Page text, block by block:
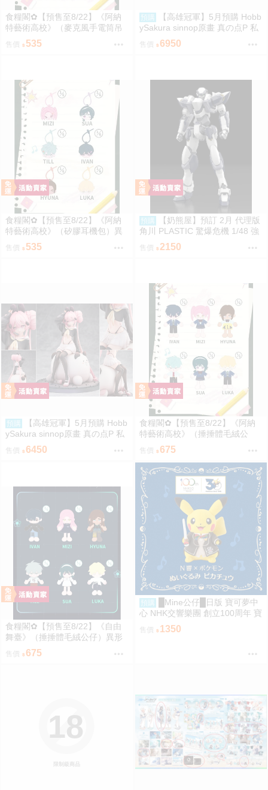
食糧閣✿【預售至8/22】《阿納
特藝術高校》（麥克風手電筒吊
飾）異形舞臺／異形舞台／阿納
特藝術高校／ALIENSTAGE／Till
售價 535
預購
【高雄冠軍】5月預購 Hobb
ySakura sinnop原畫 真の点P 私
服Ver 1/6 豪華 PU完成品0929
售價 6950
食糧閣✿【預售至8/22】《阿納
特藝術高校》（矽膠耳機包）異
形舞臺／異形舞台／阿納特藝術
高校／ALIENSTAGE／Till／Ivan
售價 535
預購
【奶熊屋】預訂 2月 代理版
角川 PLASTIC 驚爆危機 1/48 強
弩兵 ARX-7 一般版 組裝模型 09
售價 2150
預購
【高雄冠軍】5月預購 Hobb
ySakura sinnop原畫 真の点P 私
服Ver 1/6 一般 PU完成品0929
售價 6450
食糧閣✿【預售至8/22】《阿納
特藝術高校》（捶捶體毛絨公
仔）異形舞臺／異形舞台／阿納
特藝術高校／ALIENSTAGE／Till
／Ivan／Luka／Sua／Mizi／Hyu
na
售價 675
食糧閣✿【預售至8/22】《自由
舞臺》（捶捶體毛絨公仔）異形
舞臺／異形舞台／阿納特藝術高
校／ALIENSTAGE／Till／Ivan／
售價 675
預購
█Mine公仔█日版 寶可夢中
心 NHK交響樂團 創立100周年 寶
可夢 N響 指揮家皮卡丘 娃娃 布
偶 玩偶 神奇寶貝
售價 1350
限制級商品
18